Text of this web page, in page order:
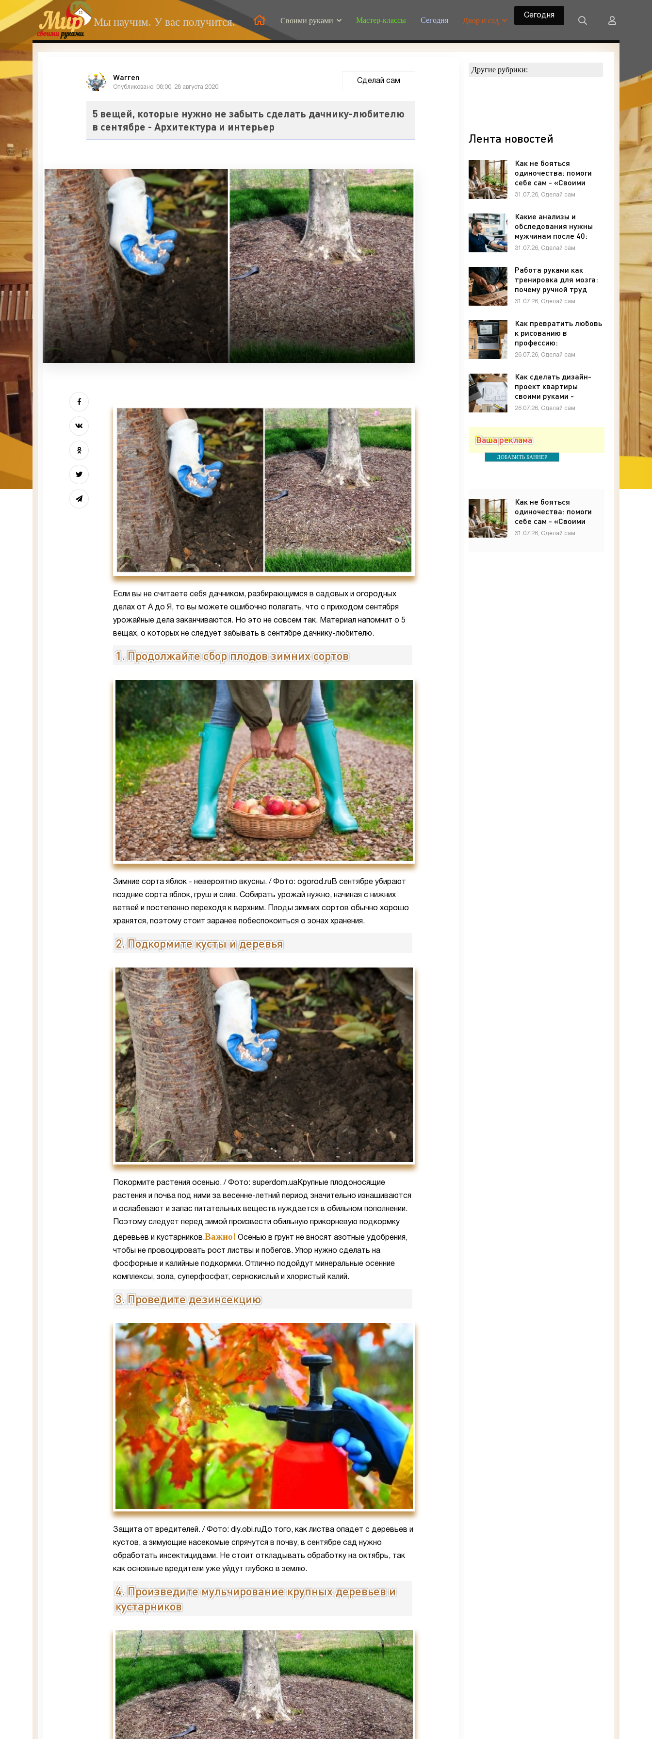
Мы научим. У вас получится. Своими руками Мастер-классы Сегодня Двор и сад
Сегодня
Warren
Опубликовано: 08:00, 28 августа 2020
Сделай сам
5 вещей, которые нужно не забыть сделать дачнику-любителю
в сентябре - Архитектура и интерьер
Если вы не считаете себя дачником, разбирающимся в садовых и огородных
делах от А до Я, то вы можете ошибочно полагать, что с приходом сентября
урожайные дела заканчиваются. Но это не совсем так. Материал напомнит о 5
вещах, о которых не следует забывать в сентябре дачнику-любителю.
1. Продолжайте сбор плодов зимних сортов
Зимние сорта яблок - невероятно вкусны. / Фото: ogorod.ruВ сентябре убирают
поздние сорта яблок, груш и слив. Собирать урожай нужно, начиная с нижних
ветвей и постепенно переходя к верхним. Плоды зимних сортов обычно хорошо
хранятся, поэтому стоит заранее побеспокоиться о зонах хранения.
2. Подкормите кусты и деревья
Покормите растения осенью. / Фото: superdom.uaКрупные плодоносящие
растения и почва под ними за весенне-летний период значительно изнашиваются
и ослабевают и запас питательных веществ нуждается в обильном пополнении.
Поэтому следует перед зимой произвести обильную прикорневую подкормку
деревьев и кустарников.Важно! Осенью в грунт не вносят азотные удобрения,
чтобы не провоцировать рост листвы и побегов. Упор нужно сделать на
фосфорные и калийные подкормки. Отлично подойдут минеральные осенние
комплексы, зола, суперфосфат, сернокислый и хлористый калий.
3. Проведите дезинсекцию
Защита от вредителей. / Фото: diy.obi.ruДо того, как листва опадет с деревьев и
кустов, а зимующие насекомые спрячутся в почву, в сентябре сад нужно
обработать инсектицидами. Не стоит откладывать обработку на октябрь, так
как основные вредители уже уйдут глубоко в землю.
4. Произведите мульчирование крупных деревьев и
кустарников
Другие рубрики:
Лента новостей
Как не бояться
одиночества: помоги
себе сам - «Своими
руками»
31.07.26, Сделай сам
Какие анализы и
обследования нужны
мужчинам после 40:
полный чек-лист -
31.07.26, Сделай сам
Работа руками как
тренировка для мозга:
почему ручной труд
полезен для памяти и
31.07.26, Сделай сам
Как превратить любовь
к рисованию в
профессию:
графический дизайн с
26.07.26, Сделай сам
Как сделать дизайн-
проект квартиры
своими руками -
«Своими руками»
26.07.26, Сделай сам
Ваша реклама
ДОБАВИТЬ БАННЕР
Как не бояться
одиночества: помоги
себе сам - «Своими
руками»
31.07.26, Сделай сам